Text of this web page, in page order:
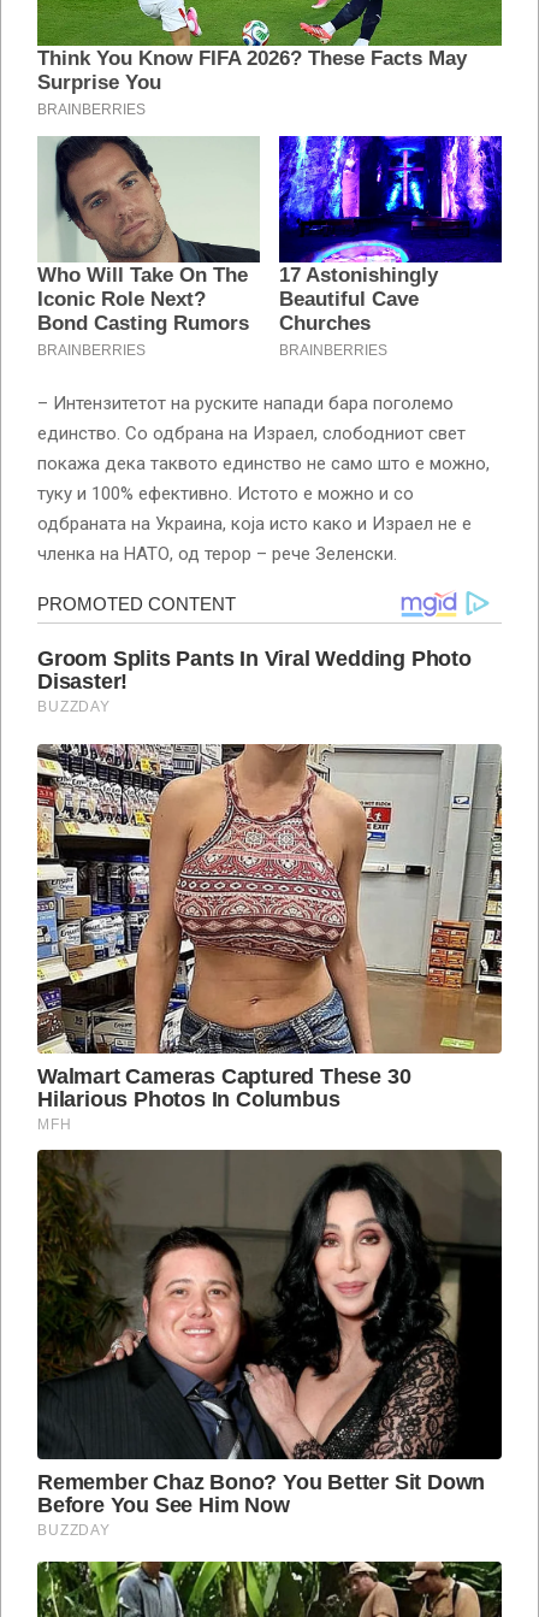
– Интензитетот на руските напади бара поголемо
единство. Со одбрана на Израел, слободниот свет
покажа дека таквото единство не само што е можно,
туку и 100% ефективно. Истото е можно и со
одбраната на Украина, која исто како и Израел не е
членка на НАТО, од терор – рече Зеленски.